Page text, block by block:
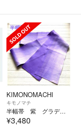
KIMONOMACHI
キモノマチ
半幅帯 紫 グラデーション 銀糸 アクセント 裏面 無地 リバーシブル 美品
¥3,480